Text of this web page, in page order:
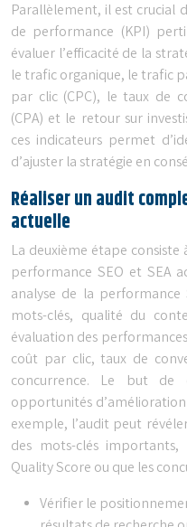
Parallèlement, il est crucial
de performance (KPI)
évaluer l’efficacité de la
le trafic organique, le trafic
par clic (CPC), le taux de
(CPA) et le retour sur
ces indicateurs permet
d’ajuster la stratégie en
Réaliser un audit
actuelle
La deuxième étape
performance SEO et SEA
analyse de la
mots-clés, qualité du
évaluation des
coût par clic, taux de
concurrence. Le but
opportunités
exemple, l’audit peut
des mots-clés
Quality Score ou que les
Vérifier le